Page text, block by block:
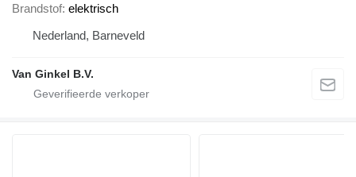
Brandstof elektrisch
Nederland, Barneveld
Van Ginkel B.V.